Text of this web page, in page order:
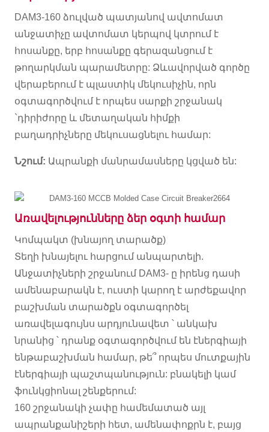
DAM3-160 ձուլված պատյանով ավտոմատ
անջատիչը ավտոմատ կերպով կտրում է
հոսանքը, երբ հոսանքը գերազանցում է
թողարկման պարամետրը: Ձևավորված գործը
վերաբերում է պլաստիկ մեկուսիչին, որն
օգտագործվում է որպես սարքի շրջանակ
`դիրիժորը և մետաղական հիմքի
բաղադրիչները մեկուսացնելու համար:
Նշում: Ապրանքի մանրամասները կցված են:
Առավելությունները ձեր օգտի համար
Կոմպակտ (խնայող տարածք)
Տեղի խնայելու հարցում անպարտելի.
Անջատիչների շրջանում DAM3- ը իրենց դասի
ամենաբարակն է, ուստի կարող է արժեքավոր
բաշխման տարածքն օգտագործել
առավելագույնս արդյունավետ ՝ անկախ
նրանից ՝ դրանք օգտագործվում են էներգիայի
ենթաբաշխման համար, թե՞ որպես մուտքային
էներգիայի պաշտպանություն: բնակելի կամ
ֆունկցիոնալ շենքերում:
160 շրջանակի չափը համեմատած այլ
ապրանքանիշերի հետ, ամենափոքրն է, բայց